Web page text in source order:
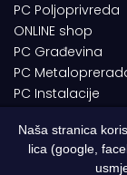
PC Poljoprivreda
ONLINE shop
PC Građevina
PC
PC Instalacije
© 1994-2026 |
Naša stranica
lica (google,